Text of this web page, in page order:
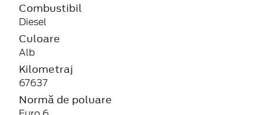
Combustibil
Diesel
Culoare
Alb
Kilometraj
67637
Normă de poluare